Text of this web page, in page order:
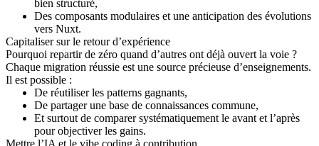
bien structuré,
Des composants modulaires et une anticipation des évolutions
vers Nuxt.
Capitaliser sur le retour d’expérience
Pourquoi repartir de zéro quand d’autres ont déjà ouvert la voie ?
Chaque migration réussie est une source précieuse d’enseignements.
Il est possible :
De réutiliser les patterns gagnants,
De partager une base de connaissances commune,
Et surtout de comparer systématiquement le avant et l’après
pour objectiver les gains.